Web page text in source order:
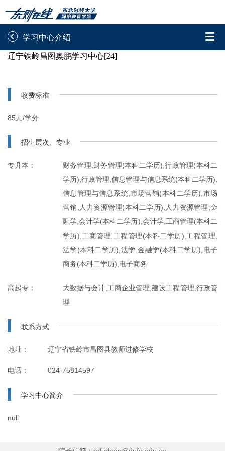

 学习中心介绍
录取通知书查询
学信网图像校对
学籍相关申请
信息确认及测试
辽宁铁岭昌图奥鹏学习中心[24]
收费标准
85元/学分
招生层次、专业
专升本：
财务管理,财务管理(本科二学历),行政管理(本科二
学历),行政管理,信息管理与信息系统(本科二学历),
信息管理与信息系统,市场营销(本科二学历),市场
营销,人力资源管理(本科二学历),人力资源管理,金
融学,会计学(本科二学历),会计学,工商管理(本科二
学历),工商管理,工程管理(本科二学历),工程管理,
法学(本科二学历),法学,金融学(本科二学历),电子
商务(本科二学历),电子商务
高起专：
大数据与会计,工商企业管理,建设工程管理,行政管
理
联系方式
地址： 辽宁省铁岭市昌图县教师进修学校
电话： 024-75814597
学习中心简介
null